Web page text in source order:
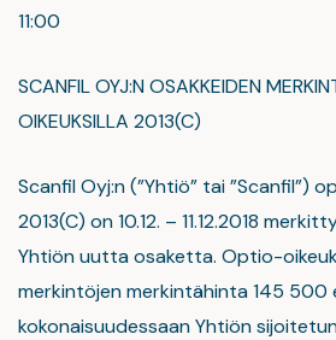
11:00
SCANFIL OYJ:N OSAKKEIDEN
OIKEUKSILLA 2013(C)
Scanfil Oyj:n (”Yhtiö” tai ”Scanfil”)
2013(C) on 10.12. – 11.12.2018
Yhtiön uutta osaketta. Optio-
merkintöjen merkintähinta 145 500
kokonaisuudessaan Yhtiön